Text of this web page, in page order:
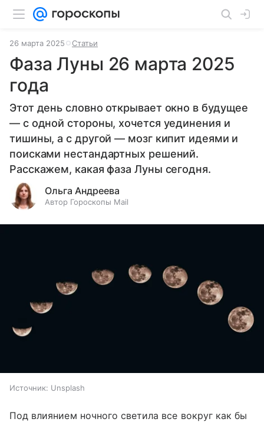
26 марта 2025 Статьи
Фаза Луны 26 марта 2025
года
Этот день словно открывает окно в будущее
— с одной стороны, хочется уединения и
тишины, а с другой — мозг кипит идеями и
поисками нестандартных решений.
Расскажем, какая фаза Луны сегодня.
Ольга Андреева
Автор Гороскопы Mail
Источник: Unsplash
Под влиянием ночного светила все вокруг как бы